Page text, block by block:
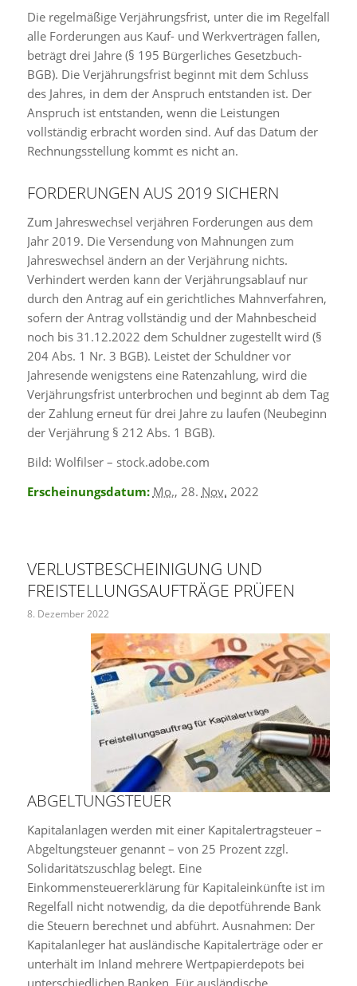
Die regelmäßige Verjährungsfrist, unter die im Regelfall
alle Forderungen aus Kauf- und Werkverträgen fallen,
beträgt drei Jahre (§ 195 Bürgerliches Gesetzbuch-
BGB). Die Verjährungsfrist beginnt mit dem Schluss
des Jahres, in dem der Anspruch entstanden ist. Der
Anspruch ist entstanden, wenn die Leistungen
vollständig erbracht worden sind. Auf das Datum der
Rechnungsstellung kommt es nicht an.
FORDERUNGEN AUS 2019 SICHERN
Zum Jahreswechsel verjähren Forderungen aus dem
Jahr 2019. Die Versendung von Mahnungen zum
Jahreswechsel ändern an der Verjährung nichts.
Verhindert werden kann der Verjährungsablauf nur
durch den Antrag auf ein gerichtliches Mahnverfahren,
sofern der Antrag vollständig und der Mahnbescheid
noch bis 31.12.2022 dem Schuldner zugestellt wird (§
204 Abs. 1 Nr. 3 BGB). Leistet der Schuldner vor
Jahresende wenigstens eine Ratenzahlung, wird die
Verjährungsfrist unterbrochen und beginnt ab dem Tag
der Zahlung erneut für drei Jahre zu laufen (Neubeginn
der Verjährung § 212 Abs. 1 BGB).
Bild: Wolfilser – stock.adobe.com
Erscheinungsdatum: Mo., 28. Nov. 2022
VERLUSTBESCHEINIGUNG UND
FREISTELLUNGSAUFTRÄGE PRÜFEN
8. Dezember 2022
ABGELTUNGSTEUER
Kapitalanlagen werden mit einer Kapitalertragsteuer –
Abgeltungsteuer genannt – von 25 Prozent zzgl.
Solidaritätszuschlag belegt. Eine
Einkommensteuererklärung für Kapitaleinkünfte ist im
Regelfall nicht notwendig, da die depotführende Bank
die Steuern berechnet und abführt. Ausnahmen: Der
Kapitalanleger hat ausländische Kapitalerträge oder er
unterhält im Inland mehrere Wertpapierdepots bei
unterschiedlichen Banken. Für ausländische